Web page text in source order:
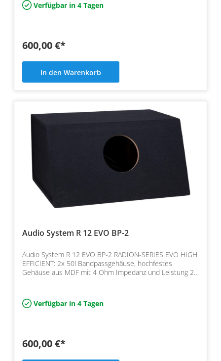
Verfügbar in 4 Tagen
600,00 €*
In den Warenkorb
Audio System R 12 EVO BP-2
Audio System R 12 EVO BP-2 RADION-SERIES EVO HIGH
EFFICIENT: 2x 50l Bandpassgehäuse, hochfestes
Gehäuse aus MDF mit 4 Ohm Impedanz und Leistung 2x
Verfügbar in 4 Tagen
600,00 €*